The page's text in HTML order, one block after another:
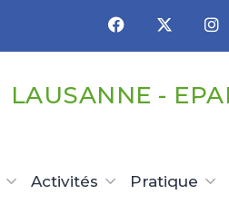
LAUSANNE -
Activités Pratique